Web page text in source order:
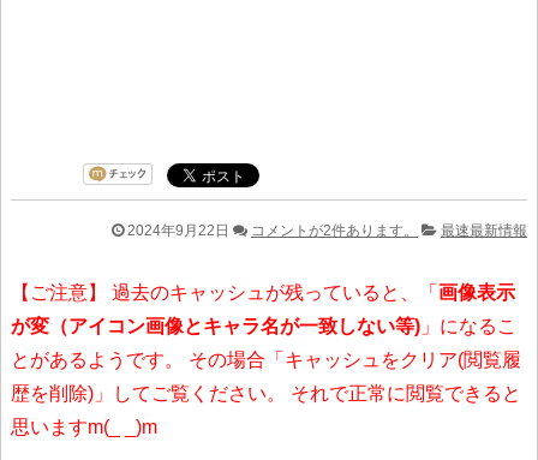
2024年9月22日 コメントが2件あります。 最速最新情報
【ご注意】 過去のキャッシュが残っていると、「 画像表示
が変（アイコン画像とキャラ名が一致しない等) 」になるこ
とがあるようです。 その場合「キャッシュをクリア(閲覧履
歴を削除)」してご覧ください。 それで正常に閲覧できると
思いますm(_ _)m